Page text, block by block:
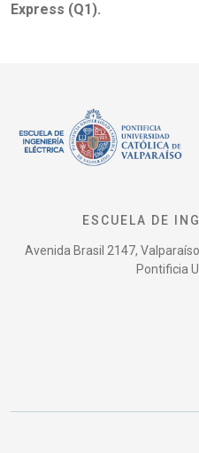
Express (Q1).
ESCUELA DE
Avenida Brasil 2147,
Pontificia